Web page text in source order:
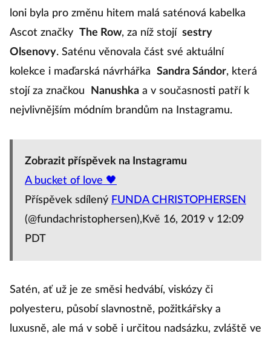
loni byla pro změnu hitem malá saténová kabelka
Ascot značky The Row, za níž stojí sestry
Olsenovy. Saténu věnovala část své aktuální
kolekce i maďarská návrhářka
Sandra Sándor, která
stojí za značkou
Nanushkaa v současnosti patří k
nejvlivnějším módním brandům na Instagramu.
Zobrazit příspěvek na Instagramu
A bucket of love 🖤
Příspěvek sdílený FUNDA CHRISTOPHERSEN
(@fundachristophersen),Kvě 16, 2019 v 12:09
PDT
Satén, ať už je ze směsi hedvábí, viskózy či
polyesteru, působí slavnostně, požitkářsky a
luxusně, ale má v sobě i určitou nadsázku, zvláště ve